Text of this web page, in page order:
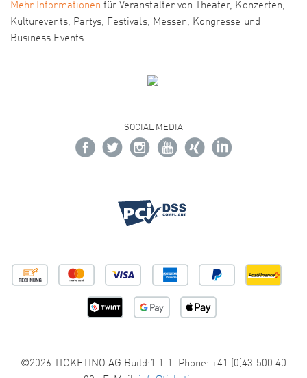
Mehr Informationen für Veranstalter von Theater, Konzerten,
Kulturevents, Partys, Festivals, Messen, Kongresse und
Business Events.
SOCIAL MEDIA
©2026 TICKETINO AG Build:1.1.1 Phone: +41 (0)43 500 40